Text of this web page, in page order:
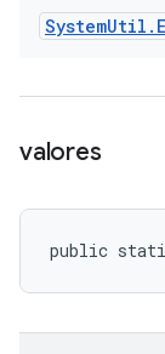
SystemUtil .
valores
public